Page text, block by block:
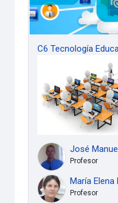
C6 Tecnología
José
Profesor
María
Profesor